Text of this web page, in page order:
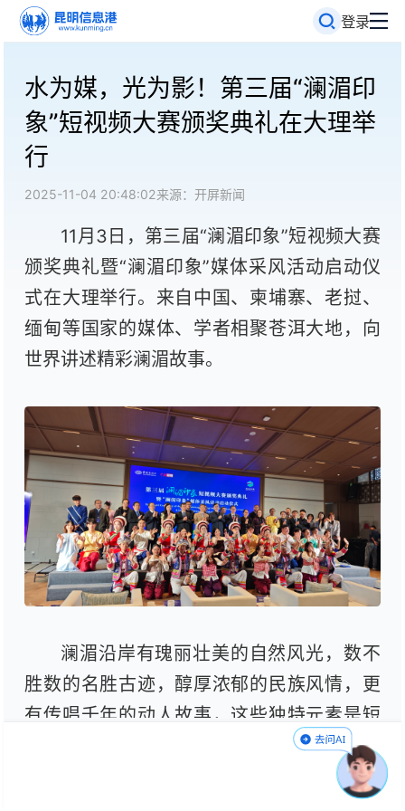
登录
水为媒，光为影！第三届“澜湄印
象”短视频大赛颁奖典礼在大理举
行
2025-11-04 20:48:02来源：开屏新闻
11月3日，第三届“澜湄印象”短视频大赛
颁奖典礼暨“澜湄印象”媒体采风活动启动仪
式在大理举行。来自中国、柬埔寨、老挝、
缅甸等国家的媒体、学者相聚苍洱大地，向
世界讲述精彩澜湄故事。
澜湄沿岸有瑰丽壮美的自然风光，数不
胜数的名胜古迹，醇厚浓郁的民族风情，更
有传唱千年的动人故事，这些独特元素是短
视频创作者捕捉“澜湄印象”的绝佳灵感源
泉。据了解，“澜湄印象”短视频大赛由中国